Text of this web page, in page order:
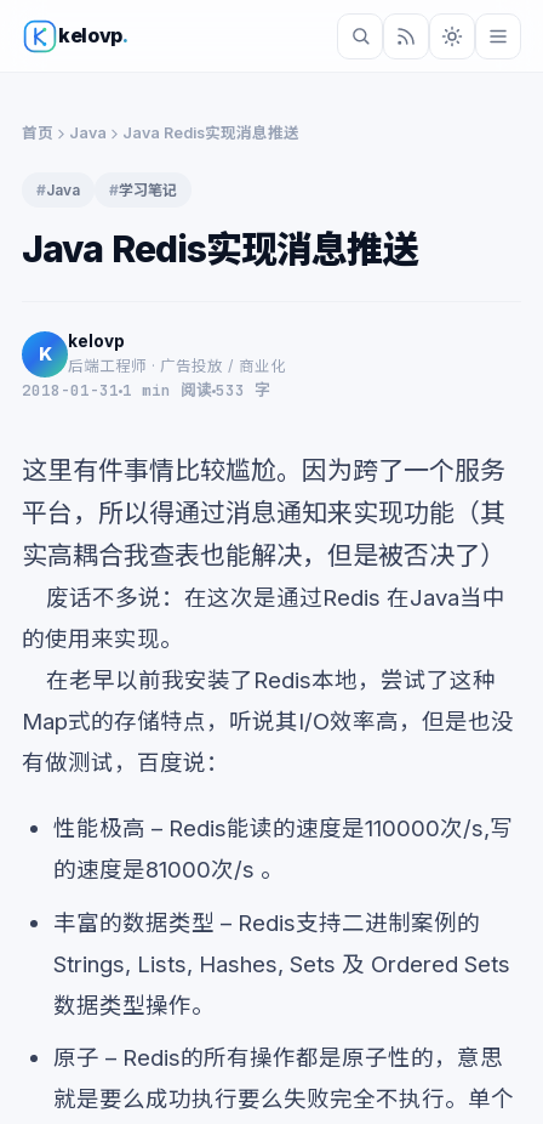
kelovp.
首页 Java Java Redis实现消息推送
#Java #学习笔记
Java Redis实现消息推送
K
kelovp
后端工程师 · 广告投放 / 商业化
2018-01-31 1 min 阅读533 字
这里有件事情比较尴尬。因为跨了一个服务
平台，所以得通过消息通知来实现功能（其
实高耦合我查表也能解决，但是被否决了）
废话不多说：在这次是通过Redis 在Java当中
的使用来实现。
在老早以前我安装了Redis本地，尝试了这种
Map式的存储特点，听说其I/O效率高，但是也没
有做测试，百度说：
性能极高 – Redis能读的速度是110000次/s,写
的速度是81000次/s 。
丰富的数据类型 – Redis支持二进制案例的
Strings, Lists, Hashes, Sets 及 Ordered Sets
数据类型操作。
原子 – Redis的所有操作都是原子性的，意思
就是要么成功执行要么失败完全不执行。单个